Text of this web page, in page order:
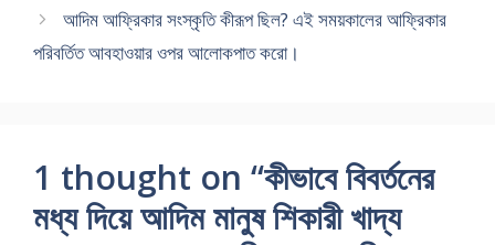
আদিম আফ্রিকার সংস্কৃতি কীরূপ ছিল? এই সময়কালের আফ্রিকার
পরিবর্তিত আবহাওয়ার ওপর আলােকপাত করাে।
1 thought on “কীভাবে বিবর্তনের
মধ্য দিয়ে আদিম মানুষ শিকারী খাদ্য